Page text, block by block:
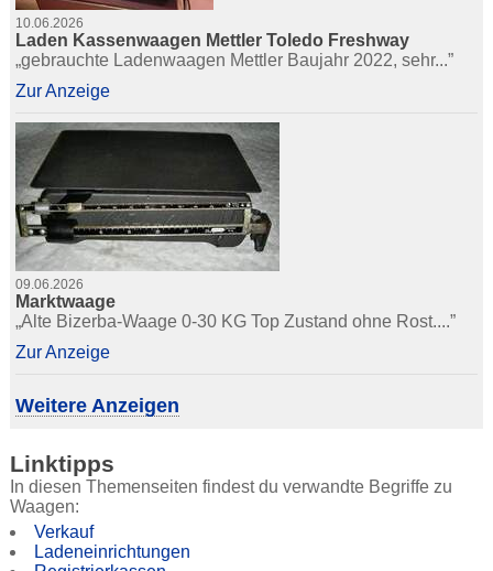
10.06.2026
Laden Kassenwaagen Mettler Toledo Freshway
„gebrauchte Ladenwaagen Mettler Baujahr 2022, sehr...”
Zur Anzeige
09.06.2026
Marktwaage
„Alte Bizerba-Waage 0-30 KG Top Zustand ohne Rost....”
Zur Anzeige
Weitere Anzeigen
Linktipps
In diesen Themenseiten findest du verwandte Begriffe zu
Waagen:
Verkauf
Ladeneinrichtungen